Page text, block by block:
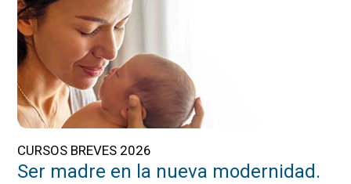
CURSOS BREVES 2026
Ser madre en la nueva modernidad.